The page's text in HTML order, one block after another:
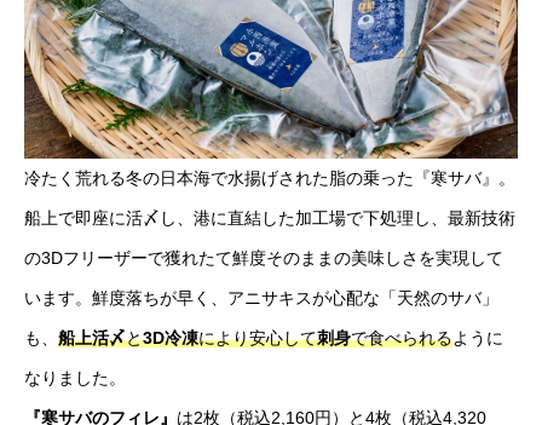
冷たく荒れる冬の日本海で水揚げされた脂の乗った『寒サバ』。
船上で即座に活〆し、港に直結した加工場で下処理し、最新技術
の3Dフリーザーで獲れたて鮮度そのままの美味しさを実現して
います。鮮度落ちが早く、アニサキスが心配な「天然のサバ」
も、 船上活〆と3D冷凍により安心して刺身で食べられるように
なりました。
『寒サバのフィレ』 は2枚（税込2,160円）と4枚（税込4,320